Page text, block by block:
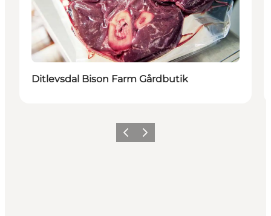
Ditlevsdal Bison Farm Gårdbutik
Forrige billede
Næste billede